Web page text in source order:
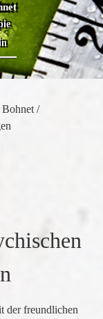
/
der freundlichen